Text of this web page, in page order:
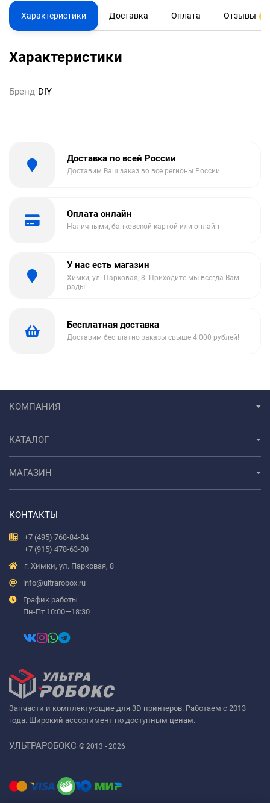
Характеристики Доставка Оплата Отзывы
Характеристики
Бренд DIY
Доставка по всей России
Доставим Ваш заказ во все регионы России
Оплата онлайн
Наличными, банковской картой или онлайн
У нас есть магазин
Химки, ул. Парковая, 8. Приходите мы всегда Вам
рады!
Бесплатная доставка
Доставим бесплатно заказы свыше 4 000 рублей!
Запчасти и комплектующие для 3D принтеров. Работаем с 2013
года. Широкий ассортимент по доступным ценам.
УЛЬТРАРОБОКС © 2013 - 2026
КОМПАНИЯ
КАТАЛОГ
МАГАЗИН
КОНТАКТЫ
+7 (495) 768-84-84
+7 (915) 478-63-00
г. Химки, ул. Парковая, 8
info@ultrarobox.ru
График работы
Пн-Пт 10:00—18:30